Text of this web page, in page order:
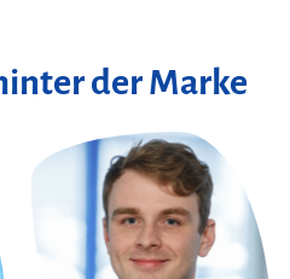
der Marke